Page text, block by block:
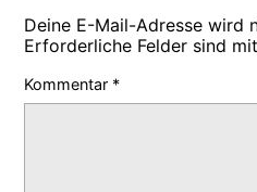
Deine E-Mail-Adresse wird
Erforderliche Felder sind mit
Kommentar *